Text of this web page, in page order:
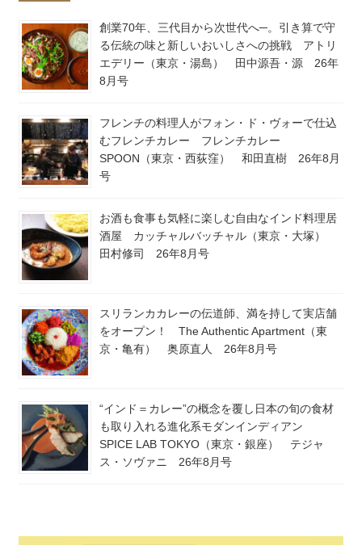
創業70年、三代目から次世代へ─。引き算で守
る伝統の味と新しいおいしさへの挑戦 アトリ
エデリー（東京・湯島） 田中源吾・源 26年
8月号
フレンチの料理人がフォン・ド・ヴォーで仕込
むフレンチカレー フレンチカレー
SPOON（東京・西荻窪） 和田直樹 26年8月
号
お酒も食事も気軽に楽しむ自由なインド料理居
酒屋 カッチャルバッチャル（東京・大塚）
田村修司 26年8月号
スリランカカレーの伝道師、満を持して実店舗
をオープン！ The Authentic Apartment（東
京・亀有） 奥原直人 26年8月号
“インド＝カレー”の概念を覆し日本の旬の食材
も取り入れる進化系モダンインディアン
SPICE LAB TOKYO（東京・銀座） テジャ
ス・ソヴァニ 26年8月号